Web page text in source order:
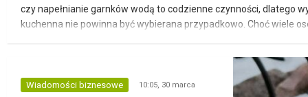
czy napełnianie garnków wodą to codzienne czynności, dlatego
kuchenna nie powinna być wybierana przypadkowo. Choć wiele
Wiadomości biznesowe 10:05, 30 marca